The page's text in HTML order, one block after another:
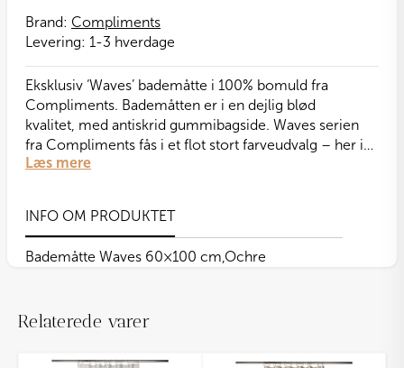
Brand: Compliments
Levering: 1-3 hverdage
Eksklusiv ‘Waves’ bademåtte i 100% bomuld fra
Compliments. Bademåtten er i en dejlig blød
kvalitet, med antiskrid gummibagside. Waves serien
fra Compliments fås i et flot stort farveudvalg – her i
en smuk, gylden nuance. OEKO-TEX 100 standard
Læs mere
INFO OM PRODUKTET
Bademåtte Waves 60×100 cm,Ochre
Relaterede varer